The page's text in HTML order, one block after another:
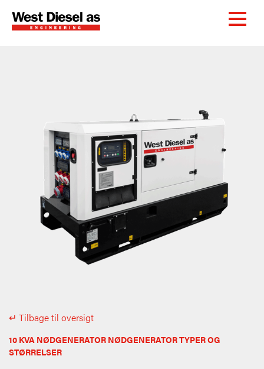
↵ Tilbage til oversigt
10 KVA NØDGENERATOR NØDGENERATOR TYPER OG
STØRRELSER